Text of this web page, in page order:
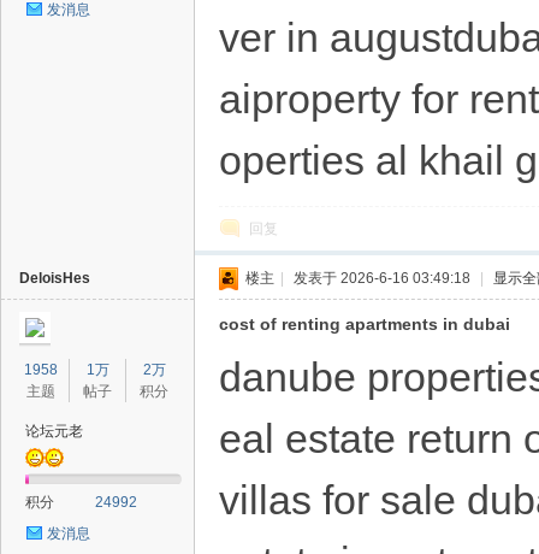
发消息
ver in
aiproperty for
operties al khail
回复
DeloisHes
1958
主题
1万
帖子
2万
积分
论坛元老
积分
24992
发消息
楼主 发表于 2026-6-16 03:49:18 显示
cost of renting apartments in dubai
danube
eal estate return
villas for sale